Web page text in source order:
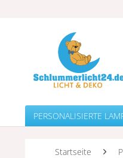
PERSONALISIERTE
Startseite